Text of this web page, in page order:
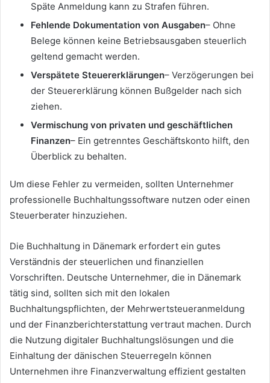
Späte Anmeldung kann zu Strafen führen.
Fehlende Dokumentation von Ausgaben– Ohne
Belege können keine Betriebsausgaben steuerlich
geltend gemacht werden.
Verspätete Steuererklärungen– Verzögerungen bei
der Steuererklärung können Bußgelder nach sich
ziehen.
Vermischung von privaten und geschäftlichen
Finanzen– Ein getrenntes Geschäftskonto hilft, den
Überblick zu behalten.
Um diese Fehler zu vermeiden, sollten Unternehmer
professionelle Buchhaltungssoftware nutzen oder einen
Steuerberater hinzuziehen.
Die Buchhaltung in Dänemark erfordert ein gutes
Verständnis der steuerlichen und finanziellen
Vorschriften. Deutsche Unternehmer, die in Dänemark
tätig sind, sollten sich mit den lokalen
Buchhaltungspflichten, der Mehrwertsteueranmeldung
und der Finanzberichterstattung vertraut machen. Durch
die Nutzung digitaler Buchhaltungslösungen und die
Einhaltung der dänischen Steuerregeln können
Unternehmen ihre Finanzverwaltung effizient gestalten